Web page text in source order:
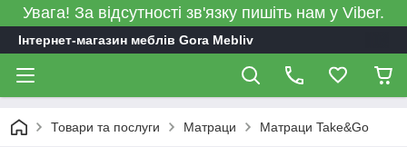
Увага! За відсутності зв'язку пишіть нам у Viber.
Інтернет-магазин меблів Gora Mebliv
Товари та послуги Матраци Матраци Take&Go